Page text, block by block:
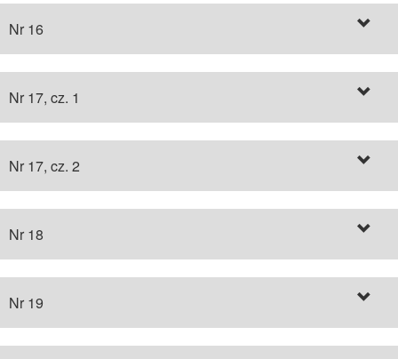
Nr 16
Nr 17, cz. 1
Nr 17, cz. 2
Nr 18
Nr 19